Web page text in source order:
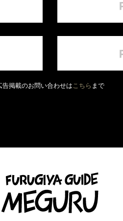
告掲載のお問い合わせはこちら まで